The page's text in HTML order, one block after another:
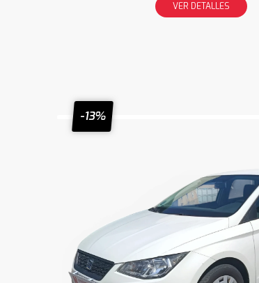
VER DETALLES
-13%